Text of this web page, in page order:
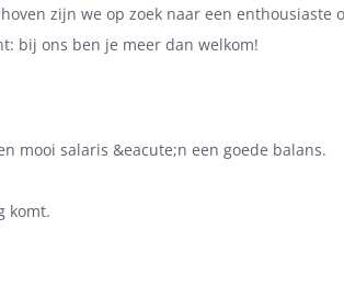
zijn we op zoek naar een enthousiaste
bij ons ben je meer dan welkom!
mooi salaris &eacute;n een goede balans.
komt.